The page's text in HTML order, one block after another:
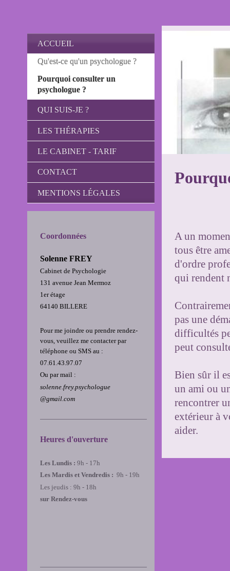
A un
tous être
d'ordre
qui rendent
pas une
difficultés
peut
Bien sûr il
un ami ou
rencontrer
extérieur à
aider.
ACCUEIL
Qu'est-ce qu'un psychologue ?
Pourquoi consulter un
psychologue ?
QUI SUIS-JE ?
LES THÉRAPIES
LE CABINET - TARIF
CONTACT
MENTIONS LÉGALES
Coordonnées
Solenne FREY
Cabinet de Psychologie
131 avenue Jean Mermoz
1er étage
64140 BILLERE
Pour me joindre ou prendre rendez-
vous, veuillez me contacter par
téléphone ou SMS au :
07.61.43.97.07
Ou par mail :
solenne.frey.psychologue
@gmail.com
Heures d'ouverture
Les Lundis : 9h - 17h
Les Mardis et Vendredis : 9h - 19h
Les jeudis : 9h - 18h
sur Rendez-vous